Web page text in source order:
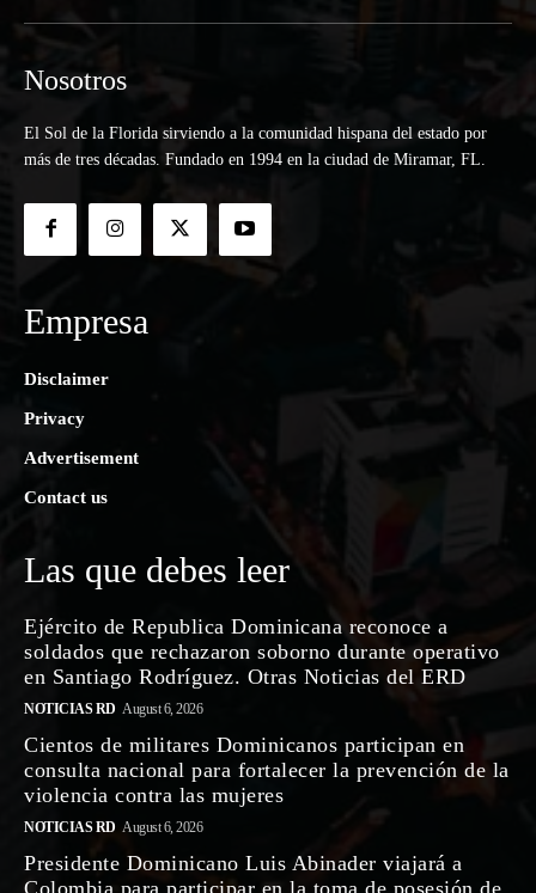
Nosotros
El Sol de la Florida sirviendo a la comunidad hispana del estado por
más de tres décadas. Fundado en 1994 en la ciudad de Miramar, FL.
Empresa
Disclaimer
Privacy
Advertisement
Contact us
Las que debes leer
Ejército de Republica Dominicana reconoce a
soldados que rechazaron soborno durante operativo
en Santiago Rodríguez. Otras Noticias del ERD
NOTICIAS RD August 6, 2026
Cientos de militares Dominicanos participan en
consulta nacional para fortalecer la prevención de la
violencia contra las mujeres
NOTICIAS RD August 6, 2026
Presidente Dominicano Luis Abinader viajará a
Colombia para participar en la toma de posesión de